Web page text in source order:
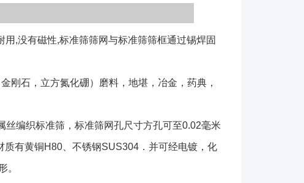
,没有磁性,标准筛筛网与标准筛筛框通过锡焊固
石，立方氮化硼）磨料，地堪，冶金，药典，
编织标准筛，标准筛网孔尺寸方孔可至0.02毫米
质有黄铜H80、不锈钢SUS304．并可经电镀，化
。